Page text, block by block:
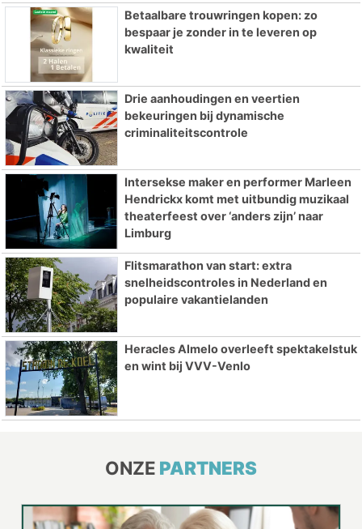
Betaalbare trouwringen kopen: zo
bespaar je zonder in te leveren op
kwaliteit
Drie aanhoudingen en veertien
bekeuringen bij dynamische
criminaliteitscontrole
Intersekse maker en performer Marleen
Hendrickx komt met uitbundig muzikaal
theaterfeest over ‘anders zijn’ naar
Limburg
Flitsmarathon van start: extra
snelheidscontroles in Nederland en
populaire vakantielanden
Heracles Almelo overleeft spektakelstuk
en wint bij VVV-Venlo
ONZE PARTNERS